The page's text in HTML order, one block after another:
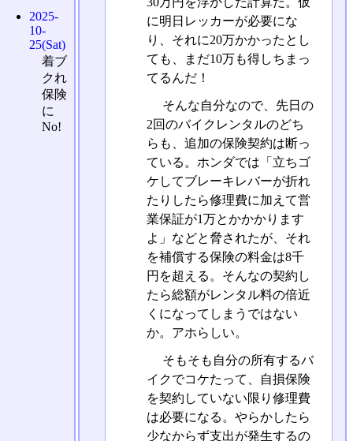
に明日レッカーが必要にな
り、それに20万かかったとし
ても、まだ10万も得しちまっ
てるんだ！
そんな自分なので、先日の
2回のバイクレンタルのどち
らも、追加の保険契約は断っ
ている。ホンダでは「立ちゴ
ケしてブレーキレバーが折れ
たりしたら修理費に加えて営
業保証が1万とかかかります
よ」などと脅されたが、それ
を補償する保険の料金は8千
円を超える。そんなの契約し
たら総額がレンタル料の倍近
くになってしまうではない
か。アホらしい。
そもそも自分の所有するバ
イクでコケたって、自損保険
を契約していない限り修理費
は必要になる。やらかしたら
少なからず支出が発生するの
2025-
10-
25(Sat)
着ブ
クれ
保険
に
No!